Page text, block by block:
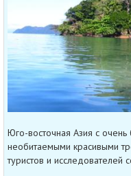
Юго-восточная Азия с
необитаемыми красивыми
туристов и исследователей